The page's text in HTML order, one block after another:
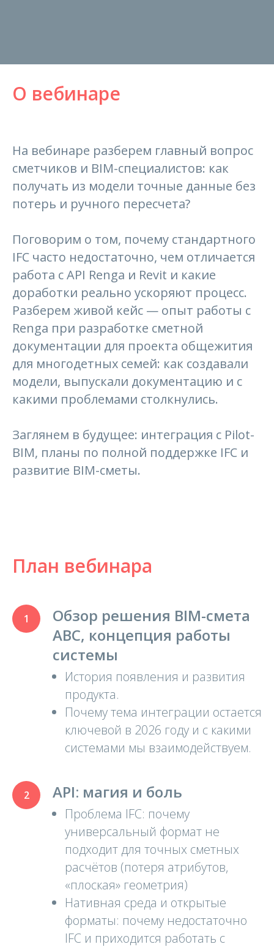
О вебинаре
На вебинаре разберем главный вопрос
сметчиков и BIM-специалистов: как
получать из модели точные данные без
потерь и ручного пересчета?
Поговорим о том, почему стандартного
IFC часто недостаточно, чем отличается
работа с API Renga и Revit и какие
доработки реально ускоряют процесс.
Разберем живой кейс — опыт работы с
Renga при разработке сметной
документации для проекта общежития
для многодетных семей: как создавали
модели, выпускали документацию и с
какими проблемами столкнулись.
Заглянем в будущее: интеграция с Pilot-
BIM, планы по полной поддержке IFC и
развитие BIM-сметы.
План вебинара
Обзор решения BIM-смета
АВС, концепция работы
системы
История появления и развития
продукта.
Почему тема интеграции остается
ключевой в 2026 году и с какими
системами мы взаимодействуем.
API: магия и боль
Проблема IFC: почему
универсальный формат не
подходит для точных сметных
расчётов (потеря атрибутов,
«плоская» геометрия)
Нативная среда и открытые
форматы: почему недостаточно
IFC и приходится работать с